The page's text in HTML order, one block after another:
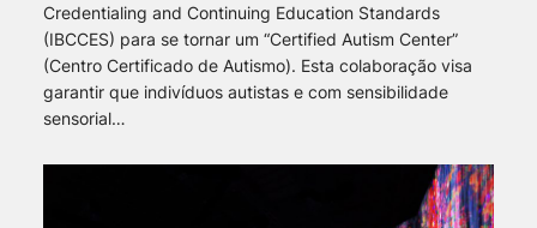
Credentialing and Continuing Education Standards
(IBCCES) para se tornar um “Certified Autism Center”
(Centro Certificado de Autismo). Esta colaboração visa
garantir que indivíduos autistas e com sensibilidade
sensorial…